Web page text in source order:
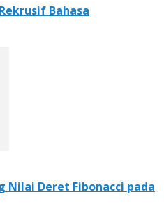
Bahasa
Nilai Deret Fibonacci pada